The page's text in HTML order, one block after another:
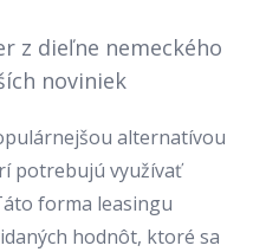
z dieľne nemeckého
noviniek
alternatívou
potrebujú využívať
forma leasingu
hodnôt, ktoré sa